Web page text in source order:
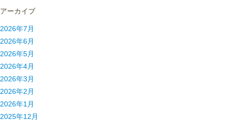
アーカイブ
2026年7月
2026年6月
2026年5月
2026年4月
2026年3月
2026年2月
2026年1月
2025年12月